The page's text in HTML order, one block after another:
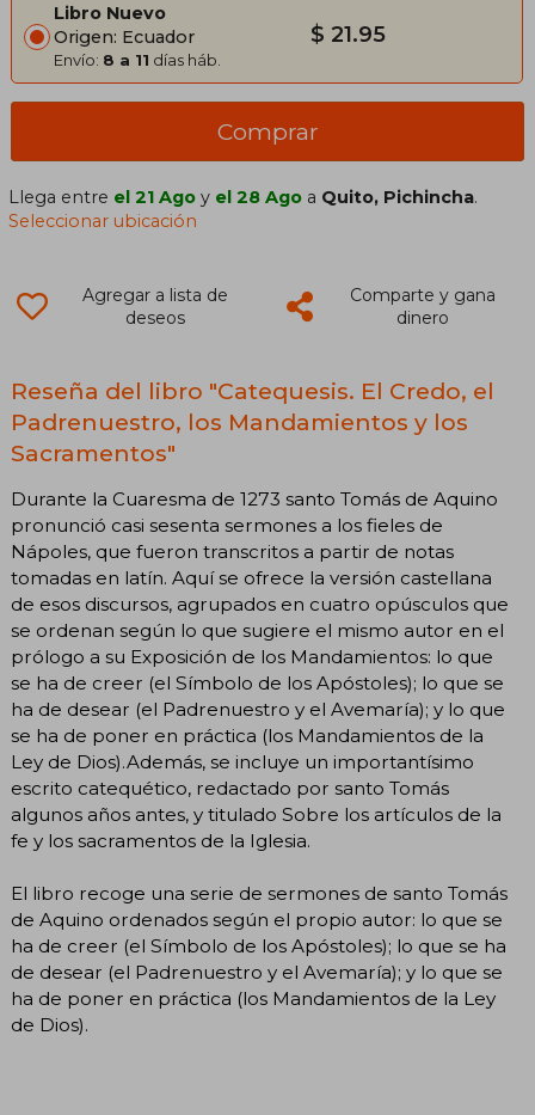
Libro Nuevo
Origen: Ecuador
Envío: 8 a 11 días háb.
$ 21.95
Comprar
Llega entre el 21 Ago y el 28 Ago a Quito, Pichincha.
Seleccionar ubicación
Agregar a lista de
deseos
Comparte y gana
dinero
Reseña del libro "Catequesis. El Credo, el
Padrenuestro, los Mandamientos y los
Sacramentos"
Durante la Cuaresma de 1273 santo Tomás de Aquino
pronunció casi sesenta sermones a los fieles de
Nápoles, que fueron transcritos a partir de notas
tomadas en latín. Aquí se ofrece la versión castellana
de esos discursos, agrupados en cuatro opúsculos que
se ordenan según lo que sugiere el mismo autor en el
prólogo a su Exposición de los Mandamientos: lo que
se ha de creer (el Símbolo de los Apóstoles); lo que se
ha de desear (el Padrenuestro y el Avemaría); y lo que
se ha de poner en práctica (los Mandamientos de la
Ley de Dios).Además, se incluye un importantísimo
escrito catequético, redactado por santo Tomás
algunos años antes, y titulado Sobre los artículos de la
fe y los sacramentos de la Iglesia.
El libro recoge una serie de sermones de santo Tomás
de Aquino ordenados según el propio autor: lo que se
ha de creer (el Símbolo de los Apóstoles); lo que se ha
de desear (el Padrenuestro y el Avemaría); y lo que se
ha de poner en práctica (los Mandamientos de la Ley
de Dios).